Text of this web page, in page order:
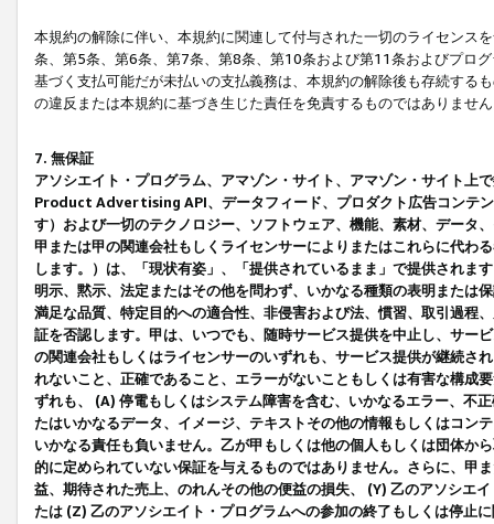
本規約の解除に伴い、本規約に関連して付与された一切のライセンス
条、第5条、第6条、第7条、第8条、第10条および第11条およびプロ
基づく支払可能だが未払いの支払義務は、本規約の解除後も存続する
の違反または本規約に基づき生じた責任を免責するものではありませ
7. 無保証
アソシエイト・プログラム、アマゾン・サイト、アマゾン・サイト上
Product Advertising API、データフィード、プロダクト広告コンテ
す）および一切のテクノロジー、ソフトウェア、機能、素材、データ
甲または甲の関連会社もしくライセンサーによりまたはこれらに代わ
します。）は、「現状有姿」、「提供されているまま」で提供されま
明示、黙示、法定またはその他を問わず、いかなる種類の表明または
満足な品質、特定目的への適合性、非侵害および法、慣習、取引過程
証を否認します。甲は、いつでも、随時サービス提供を中止し、サー
の関連会社もしくはライセンサーのいずれも、サービス提供が継続さ
れないこと、正確であること、エラーがないこともしくは有害な構成
ずれも、 (A) 停電もしくはシステム障害を含む、いかなるエラー、不
たはいかなるデータ、イメージ、テキストその他の情報もしくはコン
いかなる責任も負いません。乙が甲もしくは他の個人もしくは団体か
的に定められていない保証を与えるものではありません。さらに、甲
益、期待された売上、のれんその他の便益の損失、 (Y) 乙のアソシエ
たは (Z) 乙のアソシエイト・プログラムへの参加の終了もしくは停止